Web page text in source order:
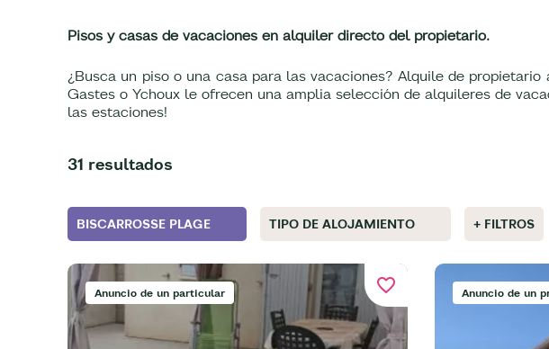
Pisos y casas de vacaciones en alquiler directo del propietario.
¿Busca un piso o una casa para las vacaciones? Alquile de
Gastes o Ychoux le ofrecen una amplia selección de alquileres de
las estaciones!
31 resultados
BISCARROSSE PLAGE TIPO DE ALOJAMIENTO + FILTROS
favorite_border
Anuncio de un particular Anuncio de un